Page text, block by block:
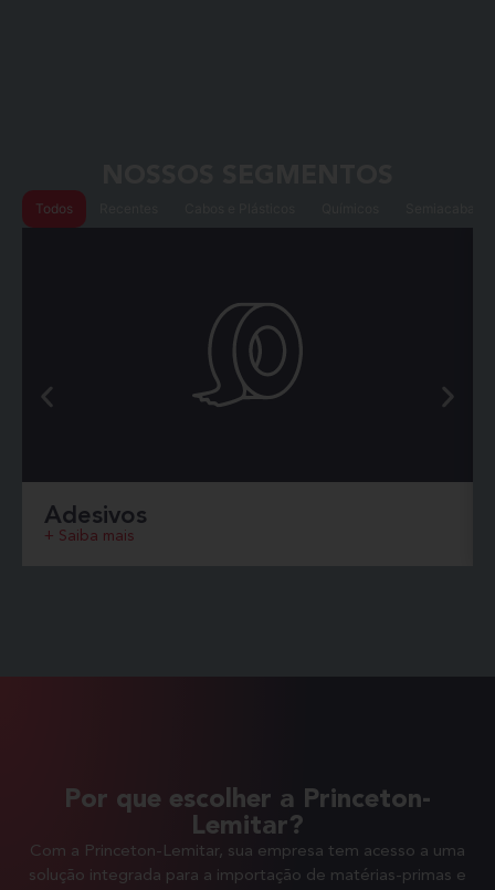
Todos
Adesivos
+ Saiba mais
Por que escolher a Princeton-
Lemitar?
Com a Princeton-Lemitar, sua empresa tem acesso a uma
solução integrada para a importação de matérias-primas e